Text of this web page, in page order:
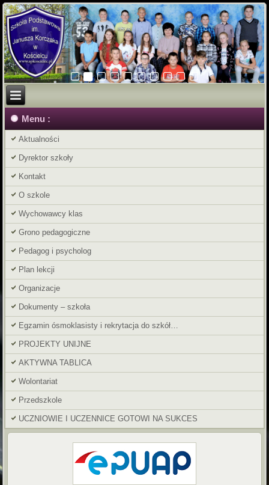
Menu :
Aktualności
Dyrektor szkoły
Kontakt
O szkole
Wychowawcy klas
Grono pedagogiczne
Pedagog i psycholog
Plan lekcji
Organizacje
Dokumenty – szkoła
Egzamin ósmoklasisty i rekrytacja do szkół…
PROJEKTY UNIJNE
AKTYWNA TABLICA
Wolontariat
Przedszkole
UCZNIOWIE I UCZENNICE GOTOWI NA SUKCES